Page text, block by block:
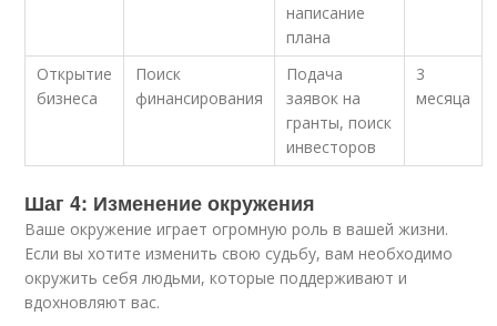
написание
плана
Открытие
бизнеса
Поиск
финансирования
Подача
заявок на
гранты, поиск
инвесторов
3
месяца
Шаг 4: Изменение окружения
Ваше окружение играет огромную роль в вашей жизни.
Если вы хотите изменить свою судьбу, вам необходимо
окружить себя людьми, которые поддерживают и
вдохновляют вас.